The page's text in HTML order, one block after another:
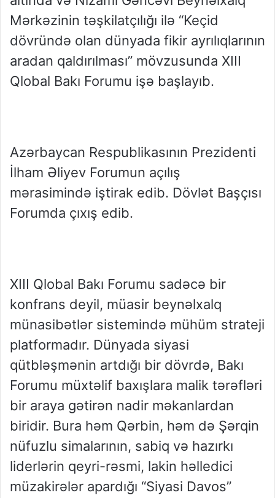
Mərkəzinin təşkilatçılığı ilə “Keçid
dövründə olan dünyada fikir ayrılıqlarının
aradan qaldırılması” mövzusunda XIII
Qlobal Bakı Forumu işə başlayıb.
Azərbaycan Respublikasının Prezidenti
İlham Əliyev Forumun açılış
mərasimində iştirak edib. Dövlət Başçısı
Forumda çıxış edib.
XIII Qlobal Bakı Forumu sadəcə bir
konfrans deyil, müasir beynəlxalq
münasibətlər sistemində mühüm strateji
platformadır. Dünyada siyasi
qütbləşmənin artdığı bir dövrdə, Bakı
Forumu müxtəlif baxışlara malik tərəfləri
bir araya gətirən nadir məkanlardan
biridir. Bura həm Qərbin, həm də Şərqin
nüfuzlu simalarının, sabiq və hazırkı
liderlərin qeyri-rəsmi, lakin həlledici
müzakirələr apardığı “Siyasi Davos”